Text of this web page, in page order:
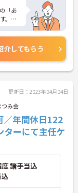
「あ
。
さら
くだ
介してもらう
更新日：2023年04月04日
つみ会
／年間休日122
ターにて主任ケ
度 諸手当込